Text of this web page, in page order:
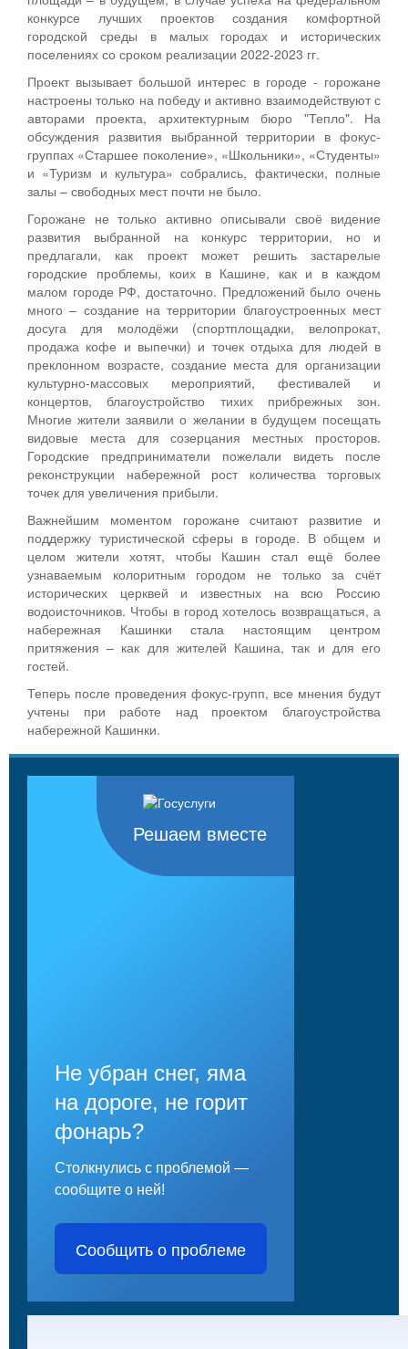
конкурсе лучших проектов создания комфортной
городской среды в малых городах и исторических
поселениях со сроком реализации 2022-2023 гг.
Проект вызывает большой интерес в городе - горожане
настроены только на победу и активно взаимодействуют с
авторами проекта, архитектурным бюро "Тепло". На
обсуждения развития выбранной территории в фокус-
группах «Старшее поколение», «Школьники», «Студенты»
и «Туризм и культура» собрались, фактически, полные
залы – свободных мест почти не было.
Горожане не только активно описывали своё видение
развития выбранной на конкурс территории, но и
предлагали, как проект может решить застарелые
городские проблемы, коих в Кашине, как и в каждом
малом городе РФ, достаточно. Предложений было очень
много – создание на территории благоустроенных мест
досуга для молодёжи (спортплощадки, велопрокат,
продажа кофе и выпечки) и точек отдыха для людей в
преклонном возрасте, создание места для организации
культурно-массовых мероприятий, фестивалей и
концертов, благоустройство тихих прибрежных зон.
Многие жители заявили о желании в будущем посещать
видовые места для созерцания местных просторов.
Городские предприниматели пожелали видеть после
реконструкции набережной рост количества торговых
точек для увеличения прибыли.
Важнейшим моментом горожане считают развитие и
поддержку туристической сферы в городе. В общем и
целом жители хотят, чтобы Кашин стал ещё более
узнаваемым колоритным городом не только за счёт
исторических церквей и известных на всю Россию
водоисточников. Чтобы в город хотелось возвращаться, а
набережная Кашинки стала настоящим центром
притяжения – как для жителей Кашина, так и для его
гостей.
Теперь после проведения фокус-групп, все мнения будут
учтены при работе над проектом благоустройства
набережной Кашинки.
Решаем вместе
Не убран снег, яма
на дороге, не горит
фонарь?
Столкнулись с проблемой —
сообщите о ней!
Сообщить о проблеме